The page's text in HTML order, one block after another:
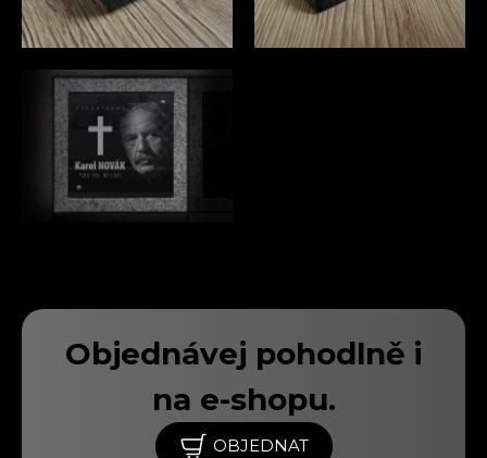
Objednávej pohodlně i
na e-shopu.
OBJEDNAT